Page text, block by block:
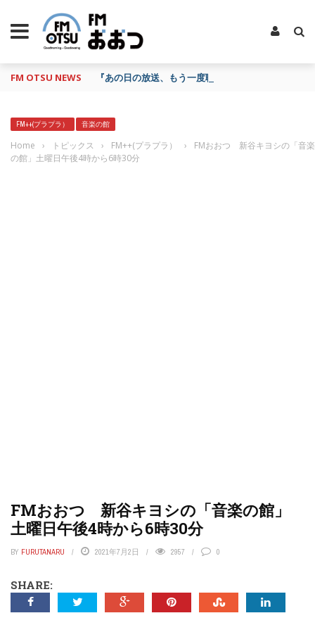
FM OTSU NEWS 『あの日の放送、もう一度聴きたいな…』にお応え
FM++(プラプラ） 音楽の館
Home › トピックス › FM++(プラプラ） ›
FMおおつ 新谷キヨシの「音楽
の館」土曜日午後4時から6時30分
FMおおつ 新谷キヨシの「音楽の館」
土曜日午後4時から6時30分
BY FURUTANARU 2021年7月2日 2957 0
SHARE: